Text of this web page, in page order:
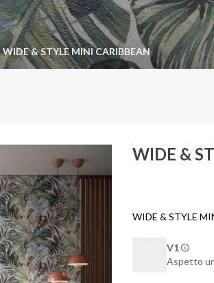
WIDE & STYLE MINI CARIBBEAN
WIDE &
WIDE & STYLE
V1
Aspetto